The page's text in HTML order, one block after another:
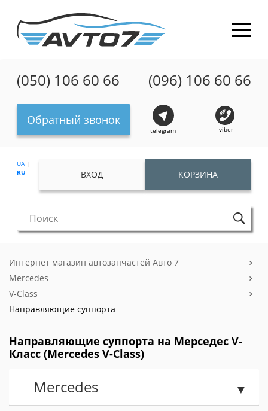
(050) 106 60 66 (096) 106 60 66
Обратный звонок
telegram viber
UA|
RU
ВХОД КОРЗИНА
Интернет магазин автозапчастей Авто 7
Mercedes
V-Class
Направляющие суппорта
Направляющие суппорта на Мерседес V-
Класс (Mercedes V-Class)
Mercedes